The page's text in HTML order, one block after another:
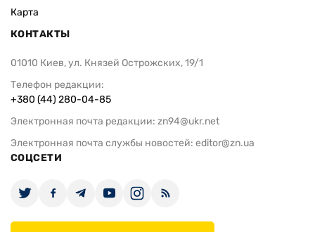
Карта
КОНТАКТЫ
01010 Киев, ул. Князей Острожских, 19/1
Телефон редакции:
+380 (44) 280-04-85
Электронная почта редакции: zn94@ukr.net
Электронная почта службы новостей: editor@zn.ua
СОЦСЕТИ